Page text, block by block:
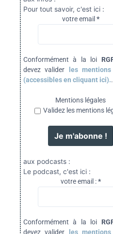
Pour tout savoir, c'est ici :
votre email *
Conformément à la loi
devez valider
les
(accessibles en cliquant ici)..
Mentions légales
Validez les mentions
aux podcasts :
Le podcast, c'est ici :
votre email :*
Conformément à la loi
devez valider
les